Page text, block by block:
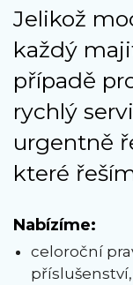
Jelikož
každý
případě
rychlý
urgentně
které
Nabízíme:
celoroční
příslušenství,